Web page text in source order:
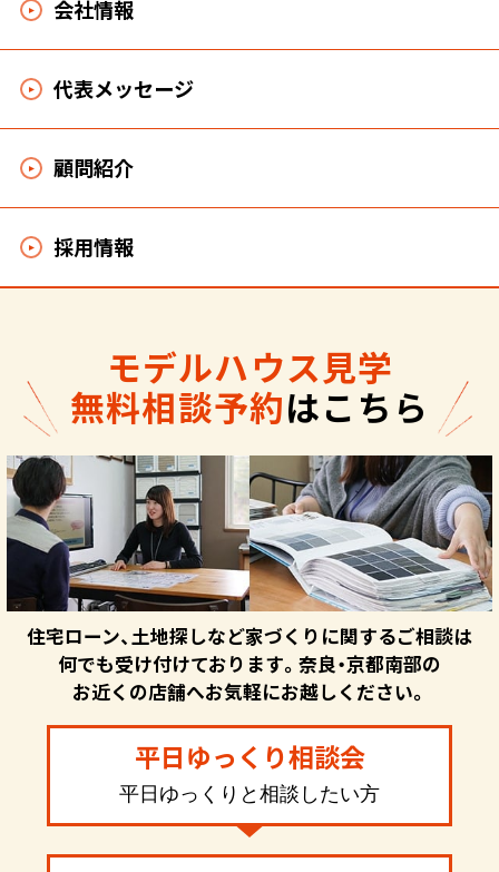
会社情報
代表メッセージ
顧問紹介
採用情報
モデルハウス見学
無料相談予約はこちら
住宅ローン、土地探しなど家づくりに関するご相談は
何でも受け付けております。奈良・京都南部の
お近くの店舗へお気軽にお越しください。
平日ゆっくり相談会
平日ゆっくりと相談したい方